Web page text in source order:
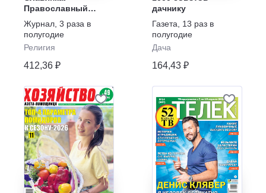
Православный
женский журнал
Журнал 3 раза в
полугодие
Религия
412,36 ₽
дачнику
Газета
13 раз в
полугодие
Дача
164,43 ₽